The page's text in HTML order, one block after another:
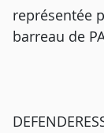
représentée
barreau de